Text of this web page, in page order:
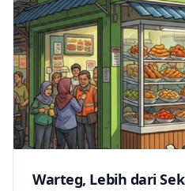
Warteg, Lebih dari